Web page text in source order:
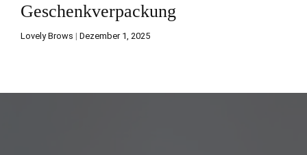
Geschenkverpackung
Lovely Brows | Dezember 1, 2025